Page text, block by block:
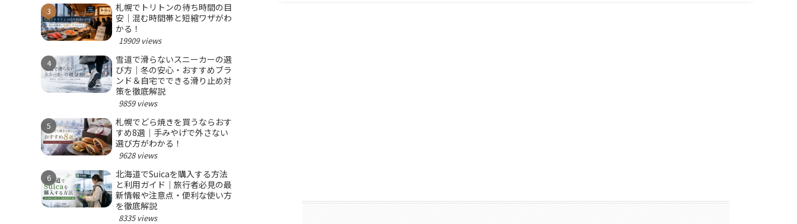
札幌でトリトンの待ち時間の目
安｜混む時間帯と短縮ワザがわ
かる！
19909 views
雪道で滑らないスニーカーの選
び方｜冬の安心・おすすめブラ
ンド＆自宅でできる滑り止め対
策を徹底解説
9859 views
札幌でどら焼きを買うならおす
すめ8選｜手みやげで外さない
選び方がわかる！
9628 views
北海道でSuicaを購入する方法
と利用ガイド｜旅行者必見の最
新情報や注意点・便利な使い方
を徹底解説
8335 views